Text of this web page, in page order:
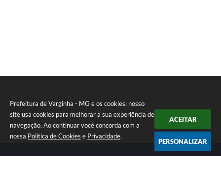
Prefeitura de Varginha - MG e os cookies: nosso
site usa cookies para melhorar a sua experiência de
navegação. Ao continuar você concorda com a
nossa Política de Cookies e Privacidade.
ACEITAR
PERSONALIZAR